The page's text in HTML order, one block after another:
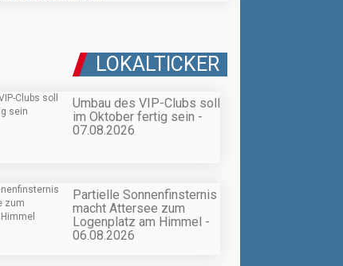
LOKALTICKER
Umbau des VIP-Clubs soll
im Oktober fertig sein -
07.08.2026
Partielle Sonnenfinsternis
macht Attersee zum
Logenplatz am Himmel -
06.08.2026